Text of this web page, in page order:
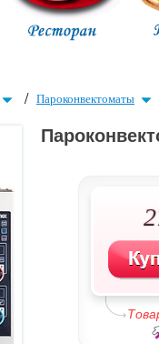
/ Пароконвектоматы